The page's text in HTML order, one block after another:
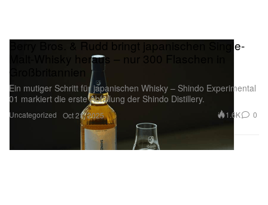
Uncategorized
Berry Bros. & Rudd bringt japanischen Single-
Malt-Whisky heraus – nur 300 Flaschen in
Großbritannien
Ein mutiger Schritt für japanischen Whisky – Shindo Experimental
01 markiert die erste Abfüllung der Shindo Distillery.
Oct 21, 2025 1.6K 0